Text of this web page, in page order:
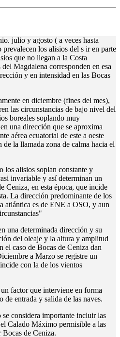
julio y agosto ( a veces hasta
los alisios del s ir en parte
que no llegan a la Costa
Magdalena corresponden en esa
y en intensidad en las Bocas
en diciembre (fines del mes),
las circunstancias de bajo nivel del
boreales soplando muy
una dirección que se aproxima
aérea ecuatorial de este a oeste
de la llamada zona de calma hacia el
los alisios soplan constante y
invariable y así determinan un
Ceniza, en esta época, que incide
La dirección predominante de los
atlántica es de ENE a OSO, y aun
una determinada dirección y su
del oleaje y la altura y amplitud
el caso de Bocas de Ceniza dan
a Marzo se registre un
con la de los vientos
factor que interviene en forma
entrada y salida de las naves.
se considera importante incluir las
Calado Máximo permisible a las
de Ceniza.